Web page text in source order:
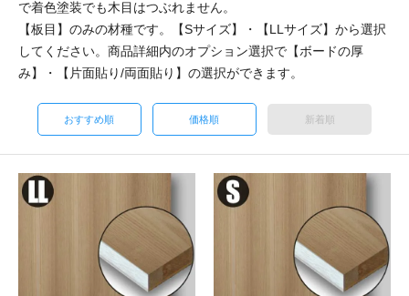
で着色塗装でも木目はつぶれません。
【板目】のみの材種です。【Sサイズ】・【LLサイズ】から選択
してください。商品詳細内のオプション選択で【ボードの厚
み】・【片面貼り/両面貼り】の選択ができます。
おすすめ順 価格順 新着順